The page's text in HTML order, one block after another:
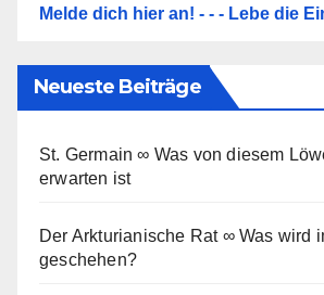
Melde dich hier an! - - - Lebe die
Neueste Beiträge
St. Germain ∞ Was von diesem
erwarten ist
Der Arkturianische Rat ∞ Was wird
geschehen?